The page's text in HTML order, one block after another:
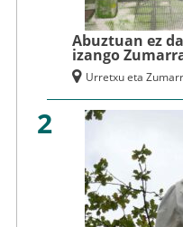
Abuztuan ez
izango
Urretxu eta
2